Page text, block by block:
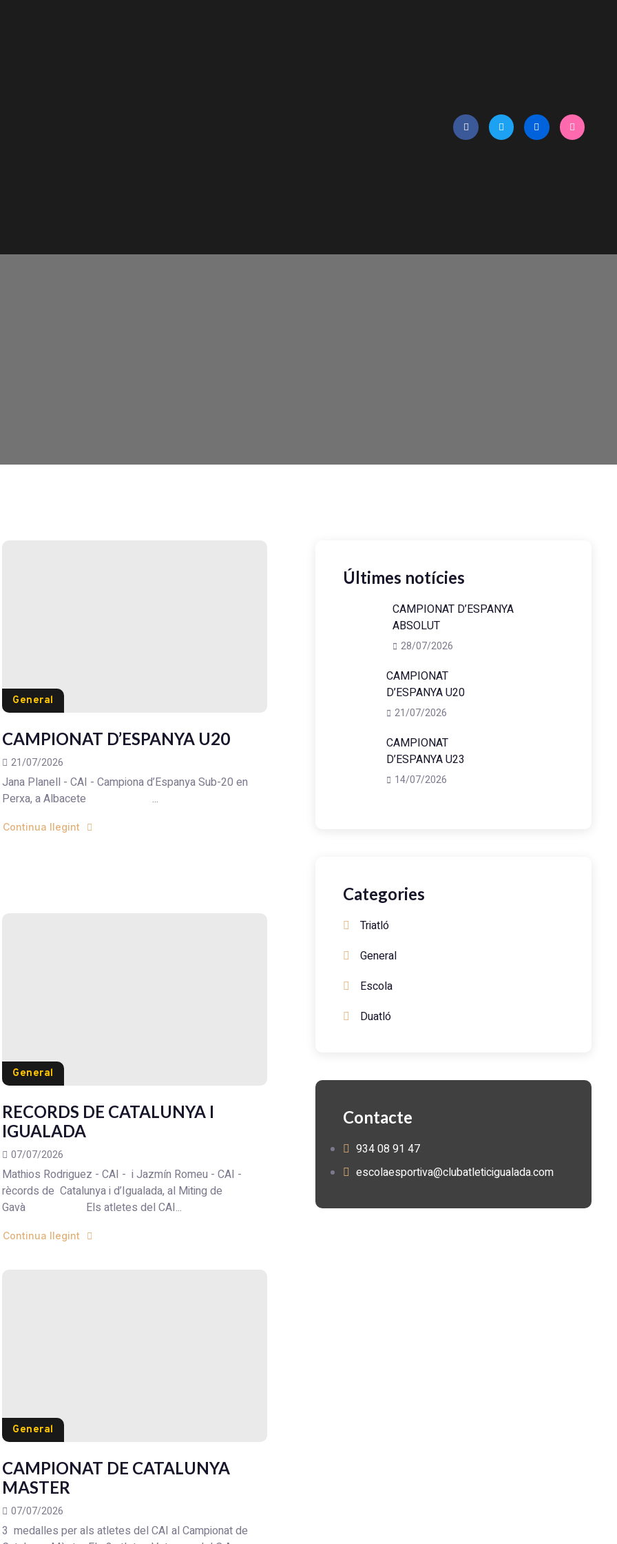
General
CAMPIONAT D’ESPANYA U20
21/07/2026
Jana Planell - CAI - Campiona d’Espanya Sub-20 en
Perxa, a Albacete ...
Continua llegint
General
RECORDS DE CATALUNYA I
IGUALADA
07/07/2026
Mathios Rodriguez - CAI - i Jazmín Romeu - CAI -
rècords de Catalunya i d’Igualada, al Miting de
Gavà Els atletes del CAI...
Continua llegint
General
CAMPIONAT DE CATALUNYA
MASTER
07/07/2026
3 medalles per als atletes del CAI al Campionat de
Últimes notícies
CAMPIONAT D’ESPANYA
ABSOLUT
28/07/2026
CAMPIONAT
D’ESPANYA U20
21/07/2026
CAMPIONAT
D’ESPANYA U23
14/07/2026
Categories
Triatló
General
Escola
Duatló
Contacte
934 08 91 47
escolaesportiva@clubatleticigualada.com